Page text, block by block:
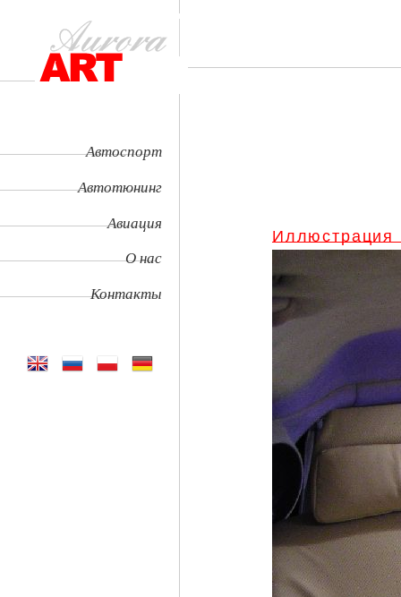
Автоспорт
Автотюнинг
Авиация
О нас
Контакты
Иллюстрация